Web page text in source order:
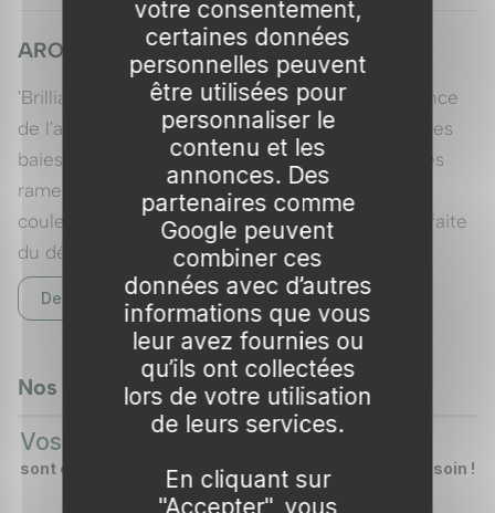
ARONIA arbutifolia 'Brilliant'
'Brilliant' est la sélection ornementale de référence
de l'aronie rouge à feuilles d'arbousier. Ses petites
baies rouge vif très décoratives persistent sur les
rameaux en hiver, et son feuillage prend des
couleurs d'automne spectaculaires. Alliance parfaite
du décoratif et du comestible.
Caractéristiques principales
1,5-2,5 m
Exposition :Plein soleil à mi-ombre
Résistance au froid :−25 °C
Sol :
Tout sol, acide apprécié
Feuillage :
Caduc, ovales, vert lustré, rouge-
orangé brillant en automne
Description complète
Nos vidéos
DÉCOUVREZ COMMENT
▶
0:37
Vos plantes
sont emballées en carton !
DÉCOUVREZ COMMENT
sont emballés avec soin !
votre consentement,
certaines données
personnelles peuvent
être utilisées pour
personnaliser le
contenu et les
annonces. Des
partenaires comme
Google peuvent
combiner ces
données avec d’autres
informations que vous
leur avez fournies ou
qu’ils ont collectées
lors de votre utilisation
de leurs services.
En cliquant sur
"Accepter", vous